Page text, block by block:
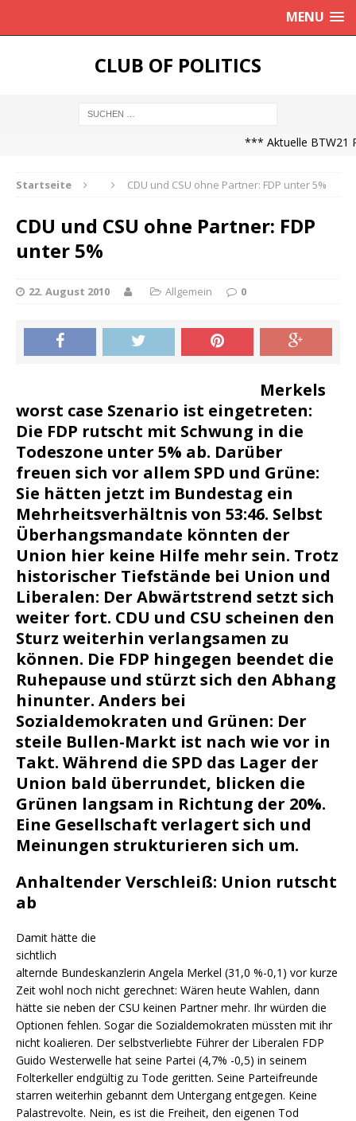
MENU
CLUB OF POLITICS
*** Aktuelle BTW21
Startseite CDU und CSU ohne Partner: FDP unter 5%
CDU und CSU ohne Partner: FDP
unter 5%
22. August 2010 Allgemein 0
Merkels
worst case Szenario ist eingetreten:
Die FDP rutscht mit Schwung in die
Todeszone unter 5% ab. Darüber
freuen sich vor allem SPD und Grüne:
Sie hätten jetzt im Bundestag ein
Mehrheitsverhältnis von 53:46. Selbst
Überhangsmandate könnten der
Union hier keine Hilfe mehr sein. Trotz
historischer Tiefstände bei Union und
Liberalen: Der Abwärtstrend setzt sich
weiter fort. CDU und CSU scheinen den
Sturz weiterhin verlangsamen zu
können. Die FDP hingegen beendet die
Ruhepause und stürzt sich den Abhang
hinunter. Anders bei
Sozialdemokraten und Grünen: Der
steile Bullen-Markt ist nach wie vor in
Takt. Während die SPD das Lager der
Union bald überrundet, blicken die
Grünen langsam in Richtung der 20%.
Eine Gesellschaft verlagert sich und
Meinungen strukturieren sich um.
Anhaltender Verschleiß: Union rutscht
ab
Damit hätte die
sichtlich
alternde Bundeskanzlerin Angela Merkel (31,0 %-0,1) vor kurze
Zeit wohl noch nicht gerechnet: Wären heute Wahlen, dann
hätte sie neben der CSU keinen Partner mehr. Ihr würden die
Optionen fehlen. Sogar die Sozialdemokraten müssten mit ihr
nicht koalieren. Der selbstverliebte Führer der Liberalen FDP
Guido Westerwelle hat seine Partei (4,7% -0,5) in seinem
Folterkeller endgültig zu Tode geritten. Seine Parteifreunde
starren weiterhin gebannt dem Untergang entgegen. Keine
Palastrevolte. Nein, es ist die Freiheit, den eigenen Tod